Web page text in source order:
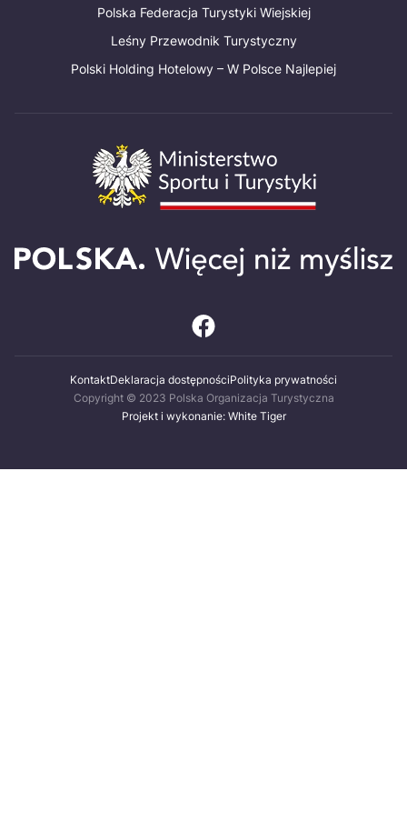
Polska Federacja Turystyki Wiejskiej
Leśny Przewodnik Turystyczny
Polski Holding Hotelowy – W Polsce Najlepiej
KontaktDeklaracja dostępnościPolityka prywatności
Copyright © 2023 Polska Organizacja Turystyczna
Projekt i wykonanie: White Tiger